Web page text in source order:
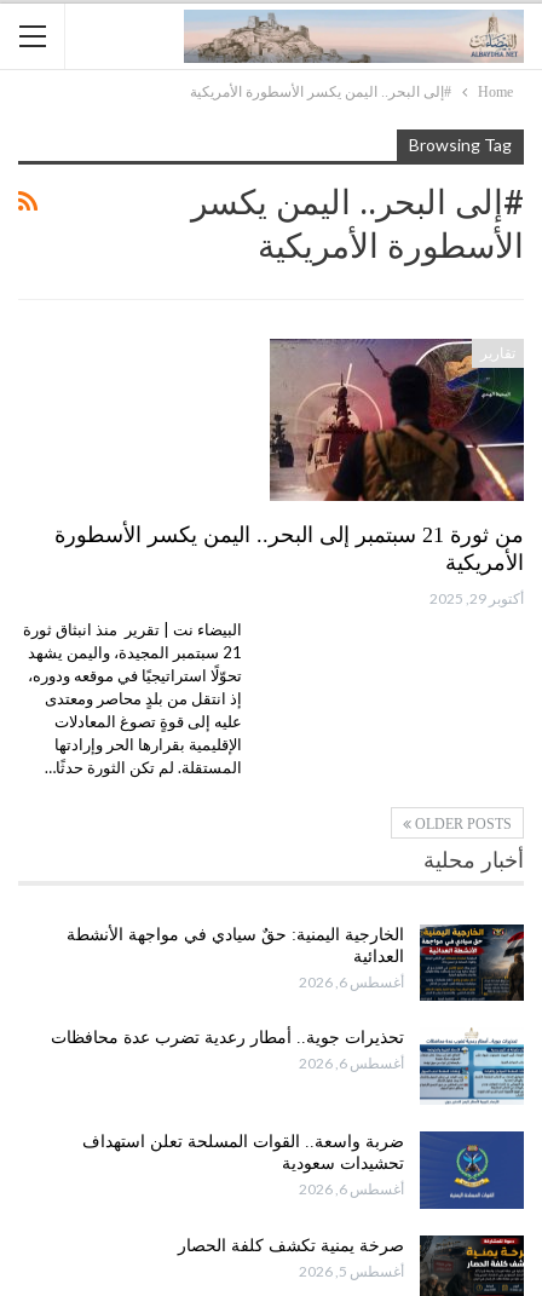
Home #إلى البحر.. اليمن يكسر الأسطورة الأمريكية
Browsing Tag
#إلى البحر.. اليمن يكسر
الأسطورة الأمريكية
تقارير
من ثورة 21 سبتمبر إلى البحر.. اليمن يكسر الأسطورة
الأمريكية
أكتوبر 29, 2025
البيضاء نت | تقرير منذ انبثاق ثورة
21 سبتمبر المجيدة، واليمن يشهد
تحوّلًا استراتيجيًا في موقعه ودوره،
إذ انتقل من بلدٍ محاصر ومعتدى
عليه إلى قوةٍ تصوغ المعادلات
الإقليمية بقرارها الحر وإرادتها
المستقلة. لم تكن الثورة حدثًا…
OLDER POSTS
أخبار محلية
الخارجية اليمنية: حقٌ سيادي في مواجهة الأنشطة
العدائية
أغسطس 6, 2026
تحذيرات جوية.. أمطار رعدية تضرب عدة محافظات
أغسطس 6, 2026
ضربة واسعة.. القوات المسلحة تعلن استهداف
تحشيدات سعودية
أغسطس 6, 2026
صرخة يمنية تكشف كلفة الحصار
أغسطس 5, 2026